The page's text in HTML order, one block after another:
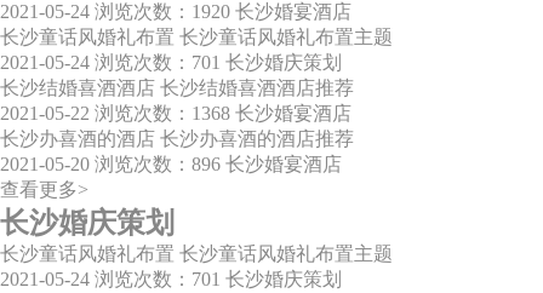
2021-05-24 浏览次数：1920 长沙婚宴酒店
长沙童话风婚礼布置 长沙童话风婚礼布置主题
2021-05-24 浏览次数：701 长沙婚庆策划
长沙结婚喜酒酒店 长沙结婚喜酒酒店推荐
2021-05-22 浏览次数：1368 长沙婚宴酒店
长沙办喜酒的酒店 长沙办喜酒的酒店推荐
2021-05-20 浏览次数：896 长沙婚宴酒店
查看更多>
长沙婚庆策划
长沙童话风婚礼布置 长沙童话风婚礼布置主题
2021-05-24 浏览次数：701 长沙婚庆策划